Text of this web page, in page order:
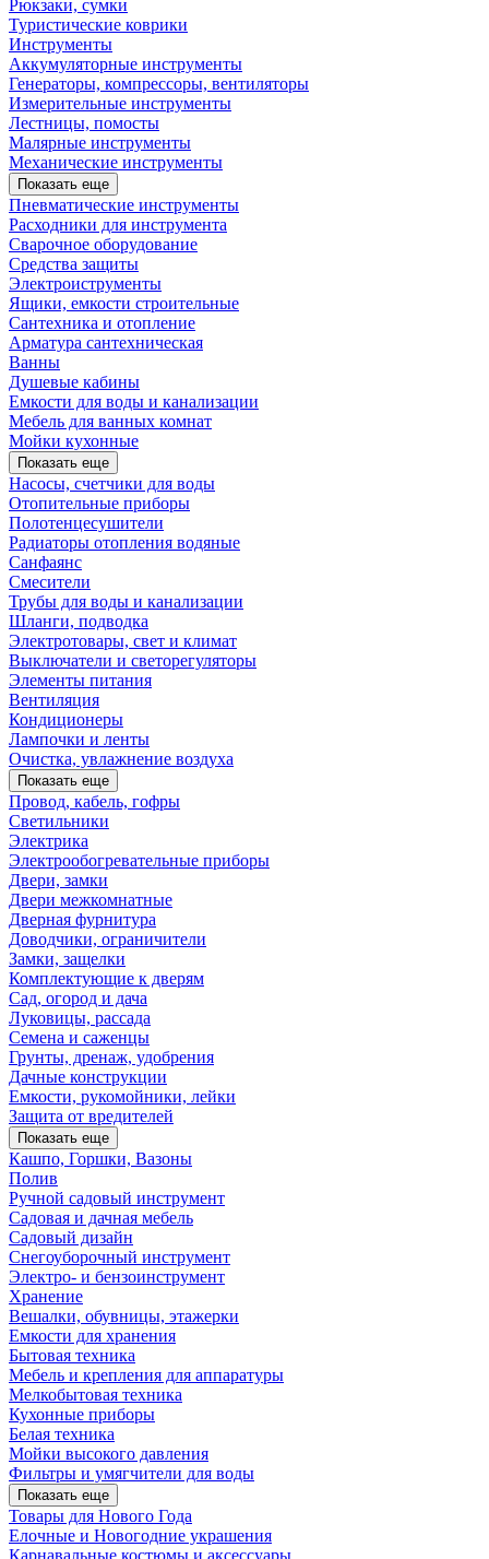
Рюкзаки, сумки
Туристические коврики
Инструменты
Аккумуляторные инструменты
Генераторы, компрессоры, вентиляторы
Измерительные инструменты
Лестницы, помосты
Малярные инструменты
Механические инструменты
Показать еще
Пневматические инструменты
Расходники для инструмента
Сварочное оборудование
Средства защиты
Электроиструменты
Ящики, емкости строительные
Сантехника и отопление
Арматура сантехническая
Ванны
Душевые кабины
Емкости для воды и канализации
Мебель для ванных комнат
Мойки кухонные
Показать еще
Насосы, счетчики для воды
Отопительные приборы
Полотенцесушители
Радиаторы отопления водяные
Санфаянс
Смесители
Трубы для воды и канализации
Шланги, подводка
Электротовары, свет и климат
Выключатели и светорегуляторы
Элементы питания
Вентиляция
Кондиционеры
Лампочки и ленты
Очистка, увлажнение воздуха
Показать еще
Провод, кабель, гофры
Светильники
Электрика
Электрообогревательные приборы
Двери, замки
Двери межкомнатные
Дверная фурнитура
Доводчики, ограничители
Замки, защелки
Комплектующие к дверям
Сад, огород и дача
Луковицы, рассада
Семена и саженцы
Грунты, дренаж, удобрения
Дачные конструкции
Емкости, рукомойники, лейки
Защита от вредителей
Показать еще
Кашпо, Горшки, Вазоны
Полив
Ручной садовый инструмент
Садовая и дачная мебель
Садовый дизайн
Снегоуборочный инструмент
Электро- и бензоинструмент
Хранение
Вешалки, обувницы, этажерки
Емкости для хранения
Бытовая техника
Мебель и крепления для аппаратуры
Мелкобытовая техника
Кухонные приборы
Белая техника
Мойки высокого давления
Фильтры и умягчители для воды
Показать еще
Товары для Нового Года
Елочные и Новогодние украшения
Карнавальные костюмы и аксессуары